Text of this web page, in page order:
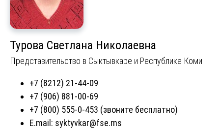
Турова Светлана Николаевна
Представительство в Сыктывкаре и Республике Коми
+7 (8212) 21-44-09
+7 (906) 881-00-69
+7 (800) 555-0-453 (звоните бесплатно)
E.mail: syktyvkar@fse.ms